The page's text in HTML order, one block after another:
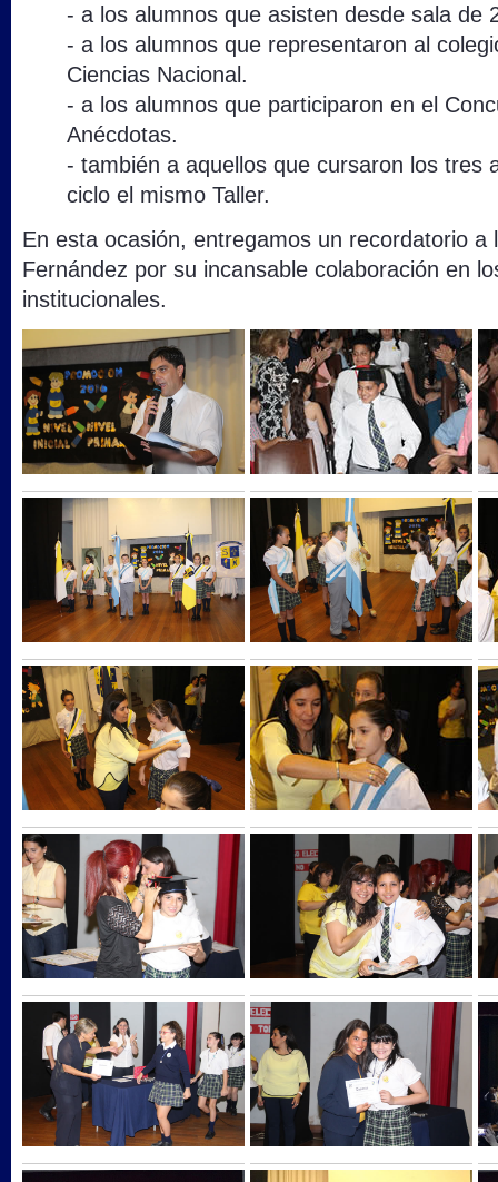
- a los alumnos que asisten desde sala de
- a los alumnos que representaron al
Ciencias Nacional.
- a los alumnos que participaron en el
Anécdotas.
- también a aquellos que cursaron los tres
ciclo el mismo Taller.
En esta ocasión, entregamos un recordatorio a
Fernández por su incansable colaboración en
institucionales.